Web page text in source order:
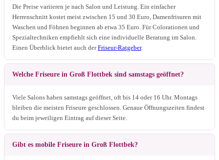
Die Preise variieren je nach Salon und Leistung. Ein einfacher
Herrenschnitt kostet meist zwischen 15 und 30 Euro, Damenfrisuren mit
Waschen und Föhnen beginnen ab etwa 35 Euro. Für Colorationen und
Spezialtechniken empfiehlt sich eine individuelle Beratung im Salon.
Einen Überblick bietet auch derFriseur-Ratgeber.
Welche Friseure in Groß Flottbek sind samstags geöffnet?
Viele Salons haben samstags geöffnet, oft bis 14 oder 16 Uhr. Montags
bleiben die meisten Friseure geschlossen. Genaue Öffnungszeiten findest
du beim jeweiligen Eintrag auf dieser Seite.
Gibt es mobile Friseure in Groß Flottbek?